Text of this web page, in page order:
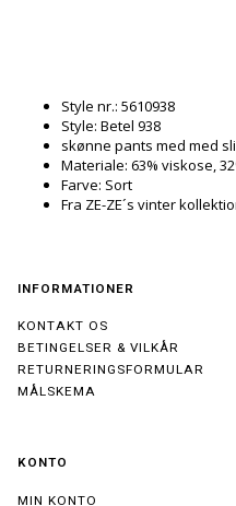
Style nr.: 5610938
Style: Betel 938
skønne pants med med
Materiale: 63% viskose,
Farve: Sort
Fra ZE-ZE´s vinter
INFORMATIONER
KONTAKT OS
BETINGELSER & VILKÅR
RETURNERINGSFORMULAR
MÅLSKEMA
KONTO
MIN KONTO